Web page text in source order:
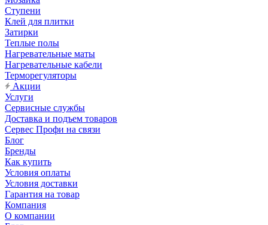
Ступени
Клей для плитки
Затирки
Теплые полы
Нагревательные маты
Нагревательные кабели
Терморегуляторы
Акции
Услуги
Сервисные службы
Доставка и подъем товаров
Сервес Профи на связи
Блог
Бренды
Как купить
Условия оплаты
Условия доставки
Гарантия на товар
Компания
О компании